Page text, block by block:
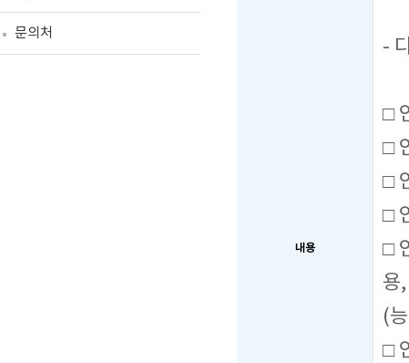
문의처
내용
-
□
□
□
□
□
용
(
□